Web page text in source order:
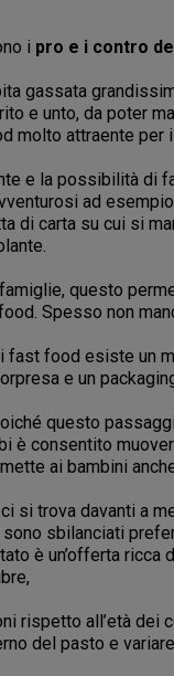
i pro e i contro
gassata
e unto, da poter
molto attraente per
e la possibilità di
ad
carta su cui si
questo
Spesso non
fast food esiste un
e un
questo
è consentito
ai bambini
si trova davanti a
sbilanciati
è un’offerta
rispetto all’età
del pasto e